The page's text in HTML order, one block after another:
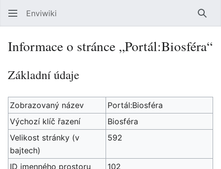
Enviwiki
Informace o stránce „Portál:Biosféra“
Základní údaje
Zobrazovaný název
Portál:Biosféra
Výchozí klíč řazení
Biosféra
Velikost stránky (v
bajtech)
592
ID jmenného prostoru
102